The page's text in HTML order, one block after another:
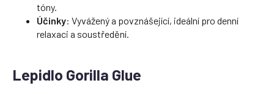
tóny.
Účinky: Vyvážený a povznášející, ideální pro denní
relaxaci a soustředění.
Lepidlo Gorilla Glue